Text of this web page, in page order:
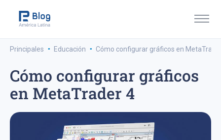
Principales · Educación · Cómo configurar gráficos en
Cómo configurar gráficos
en MetaTrader 4